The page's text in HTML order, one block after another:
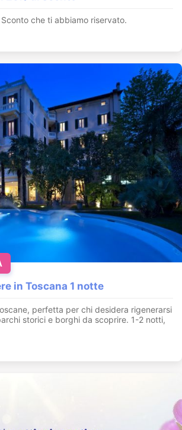
che ti abbiamo riservato.
in Toscana 1 notte
perfetta per chi desidera rigenerarsi
storici e borghi da scoprire. 1-2 notti,